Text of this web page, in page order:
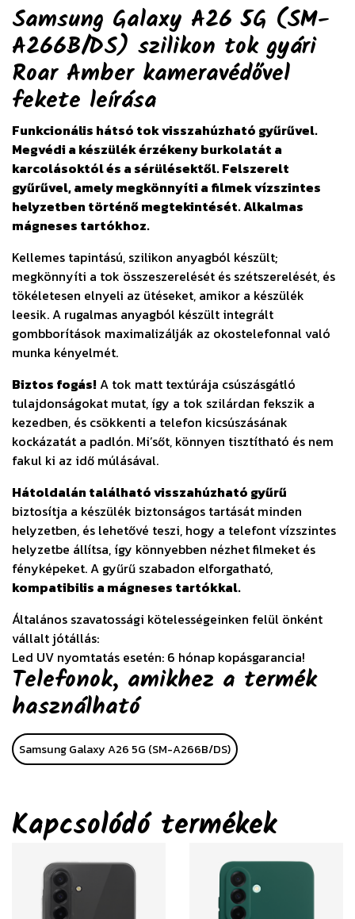
Samsung Galaxy A26 5G (SM-
A266B/DS) szilikon tok gyári
Roar Amber kameravédővel
fekete leírása
Funkcionális hátsó tok visszahúzható gyűrűvel.
Megvédi a készülék érzékeny burkolatát a
karcolásoktól és a sérülésektől. Felszerelt
gyűrűvel, amely megkönnyíti a filmek vízszintes
helyzetben történő megtekintését. Alkalmas
mágneses tartókhoz.
Kellemes tapintású, szilikon anyagból készült;
megkönnyíti a tok összeszerelését és szétszerelését, és
tökéletesen elnyeli az ütéseket, amikor a készülék
leesik. A rugalmas anyagból készült integrált
gombborítások maximalizálják az okostelefonnal való
munka kényelmét.
Biztos fogás! A tok matt textúrája csúszásgátló
tulajdonságokat mutat, így a tok szilárdan fekszik a
kezedben, és csökkenti a telefon kicsúszásának
kockázatát a padlón. Mi’sőt, könnyen tisztítható és nem
fakul ki az idő múlásával.
Hátoldalán található visszahúzható gyűrű
biztosítja a készülék biztonságos tartását minden
helyzetben, és lehetővé teszi, hogy a telefont vízszintes
helyzetbe állítsa, így könnyebben nézhet filmeket és
fényképeket. A gyűrű szabadon elforgatható,
kompatibilis a mágneses tartókkal.
Általános szavatossági kötelességeinken felül önként
vállalt jótállás:
Led UV nyomtatás esetén: 6 hónap kopásgarancia!
Telefonok, amikhez a termék
használható
Samsung Galaxy A26 5G (SM-A266B/DS)
Kapcsolódó termékek